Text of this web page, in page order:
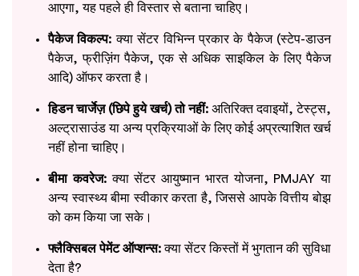
आएगा, यह पहले ही विस्तार से बताना चाहिए।
पैकेज विकल्प: क्या सेंटर विभिन्न प्रकार के पैकेज (स्टेप-डाउन
पैकेज, फ्रीज़िंग पैकेज, एक से अधिक साइकिल के लिए पैकेज
आदि) ऑफर करता है।
हिडन चार्जेज़ (छिपे हुये खर्च) तो नहीं: अतिरिक्त दवाइयों, टेस्ट्स,
अल्ट्रासाउंड या अन्य प्रक्रियाओं के लिए कोई अप्रत्याशित खर्च
नहीं होना चाहिए।
बीमा कवरेज:क्या सेंटर आयुष्मान भारत योजना, PMJAY या
अन्य स्वास्थ्य बीमा स्वीकार करता है, जिससे आपके वित्तीय बोझ
को कम किया जा सके।
फ्लैक्सिबल पेमेंट ऑप्शन्स:क्या सेंटर किस्तों में भुगतान की सुविधा
देता है?